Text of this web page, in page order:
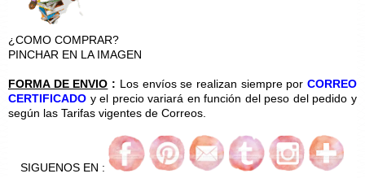
¿COMO COMPRAR?
PINCHAR EN LA IMAGEN
FORMA DE ENVIO : Los envíos se realizan siempre porCORREO
CERTIFICADO y el precio variará en función del peso del pedido y
según las Tarifas vigentes de Correos.
SIGUENOS EN :